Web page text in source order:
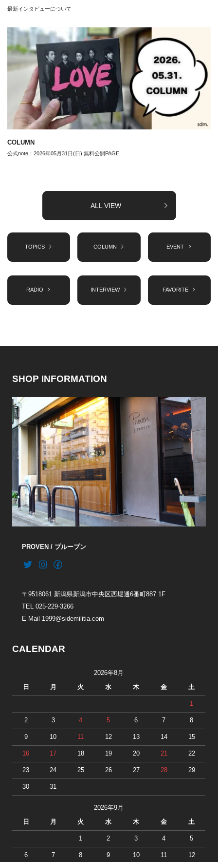
最新インタビューについて
COLUMN
公式note：2026年05月31日(日) 無料公開PAGE
ALL VIEW
TOPICS COLUMN EVENT
RADIO INTERVIEW FAVORITE
SHOP INFORMATION
PROVEN / プループン
〒9518061 新潟県新潟市中央区西堀通6番町887 1F
TEL 025-229-3266
E-Mail 1999@sidemilitia.com
CALENDAR
2026年8月
日 月 火 水 木 金 土
1
2 3 4 5 6 7 8
9 10 11 12 13 14 15
16 17 18 19 20 21 22
23 24 25 26 27 28 29
30 31
2026年9月
日 月 火 水 木 金 土
1 2 3 4 5
6 7 8 9 10 11 12